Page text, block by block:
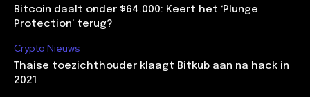
Bitcoin daalt onder $64.000: Keert het ‘Plunge
Protection’ terug?
Crypto Nieuws
Thaise toezichthouder klaagt Bitkub aan na hack in
2021